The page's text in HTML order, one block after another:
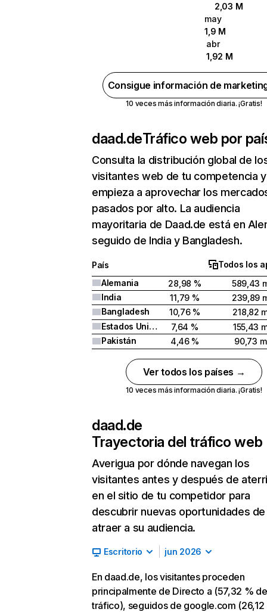
2,03 M
may
1,9 M
abr
1,92 M
Consigue información de
10 veces más información diaria. ¡Gratis!
daad.deTráfico web por
Consulta la distribución global de
visitantes web de tu competencia y
empieza a aprovechar los
pasados por alto. La audiencia
mayoritaria de Daad.de está en
seguido de India y Bangladesh.
País
Todos los
Alemania
28,98 %
589,43
India
11,79 %
239,89
Bangladesh
10,76 %
218,82
Estados Unidos
7,64 %
155,43
Pakistán
4,46 % 90,73
Ver todos los países →
10 veces más información diaria. ¡Gratis!
daad.de
Trayectoria del tráfico web
Averigua por dónde navegan los
visitantes antes y después de
en el sitio de tu competidor para
descubrir nuevas oportunidades de
atraer a su audiencia.
Escritorio jun 2026
En daad.de, los visitantes proceden
principalmente de Directo a (57,32 % de
tráfico), seguidos de google.com (26,12